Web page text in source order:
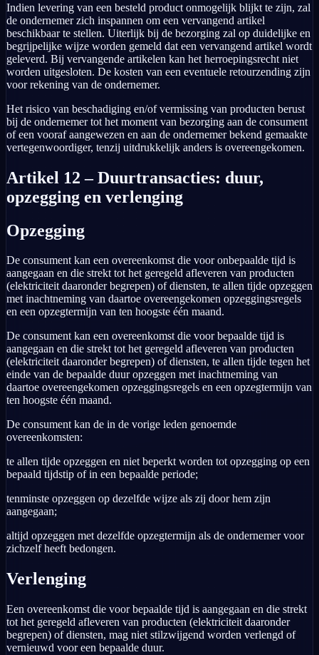
Indien levering van een besteld product onmogelijk blijkt te zijn, zal
de ondernemer zich inspannen om een vervangend artikel
beschikbaar te stellen. Uiterlijk bij de bezorging zal op duidelijke en
begrijpelijke wijze worden gemeld dat een vervangend artikel wordt
geleverd. Bij vervangende artikelen kan het herroepingsrecht niet
worden uitgesloten. De kosten van een eventuele retourzending zijn
voor rekening van de ondernemer.
Het risico van beschadiging en/of vermissing van producten berust
bij de ondernemer tot het moment van bezorging aan de consument
of een vooraf aangewezen en aan de ondernemer bekend gemaakte
vertegenwoordiger, tenzij uitdrukkelijk anders is overeengekomen.
Artikel 12 – Duurtransacties: duur,
opzegging en verlenging
Opzegging
De consument kan een overeenkomst die voor onbepaalde tijd is
aangegaan en die strekt tot het geregeld afleveren van producten
(elektriciteit daaronder begrepen) of diensten, te allen tijde opzeggen
met inachtneming van daartoe overeengekomen opzeggingsregels
en een opzegtermijn van ten hoogste één maand.
De consument kan een overeenkomst die voor bepaalde tijd is
aangegaan en die strekt tot het geregeld afleveren van producten
(elektriciteit daaronder begrepen) of diensten, te allen tijde tegen het
einde van de bepaalde duur opzeggen met inachtneming van
daartoe overeengekomen opzeggingsregels en een opzegtermijn van
ten hoogste één maand.
De consument kan de in de vorige leden genoemde
overeenkomsten:
te allen tijde opzeggen en niet beperkt worden tot opzegging op een
bepaald tijdstip of in een bepaalde periode;
tenminste opzeggen op dezelfde wijze als zij door hem zijn
aangegaan;
altijd opzeggen met dezelfde opzegtermijn als de ondernemer voor
zichzelf heeft bedongen.
Verlenging
Een overeenkomst die voor bepaalde tijd is aangegaan en die strekt
tot het geregeld afleveren van producten (elektriciteit daaronder
begrepen) of diensten, mag niet stilzwijgend worden verlengd of
vernieuwd voor een bepaalde duur.